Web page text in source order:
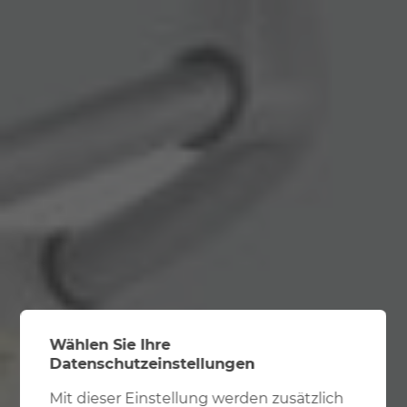
Wählen Sie Ihre
Datenschutzeinstellungen
Mit dieser Einstellung werden zusätzlich